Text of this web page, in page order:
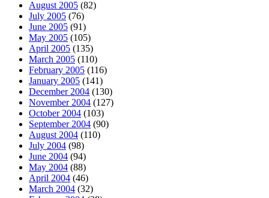
August 2005 (82)
July 2005 (76)
June 2005 (91)
May 2005 (105)
April 2005 (135)
March 2005 (110)
February 2005 (116)
January 2005 (141)
December 2004 (130)
November 2004 (127)
October 2004 (103)
September 2004 (90)
August 2004 (110)
July 2004 (98)
June 2004 (94)
May 2004 (88)
April 2004 (46)
March 2004 (32)